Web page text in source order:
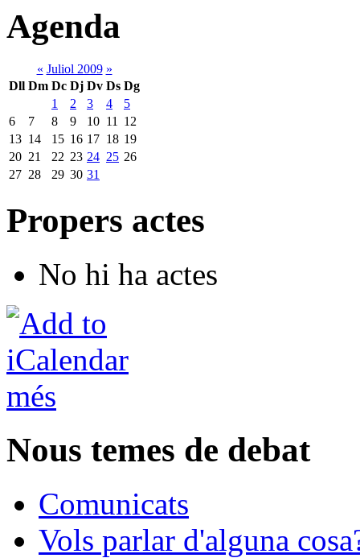
Agenda
« Juliol 2009 »
Dll Dm Dc Dj Dv Ds Dg
1
2 3 4
5
6
7 8 9 10 11
12
13 14 15 16 17 18 19
20 21 22 23 24 25 26
27 28 29 30 31
Propers actes
No hi ha actes
més
Nous temes de debat
Comunicats
Vols parlar d'alguna